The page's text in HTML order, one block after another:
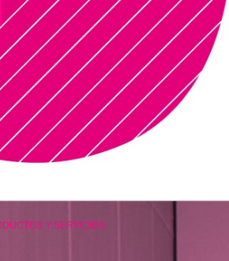
Y SERVICIOS